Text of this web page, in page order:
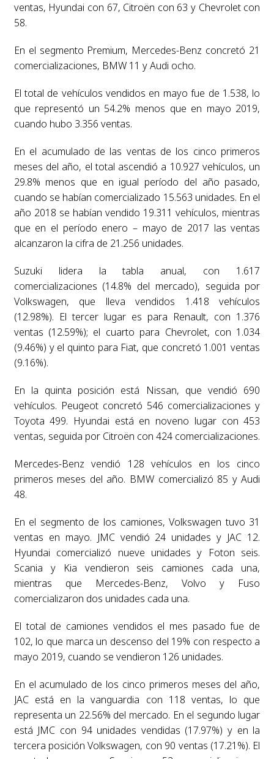
ventas, Hyundai con 67, Citroën con 63 y Chevrolet con
58.
En el segmento Premium, Mercedes-Benz concretó 21
comercializaciones, BMW 11 y Audi ocho.
El total de vehículos vendidos en mayo fue de 1.538, lo
que representó un 54.2% menos que en mayo 2019,
cuando hubo 3.356 ventas.
En el acumulado de las ventas de los cinco primeros
meses del año, el total ascendió a 10.927 vehículos, un
29.8% menos que en igual período del año pasado,
cuando se habían comercializado 15.563 unidades. En el
año 2018 se habían vendido 19.311 vehículos, mientras
que en el período enero – mayo de 2017 las ventas
alcanzaron la cifra de 21.256 unidades.
Suzuki lidera la tabla anual, con 1.617
comercializaciones (14.8% del mercado), seguida por
Volkswagen, que lleva vendidos 1.418 vehículos
(12.98%). El tercer lugar es para Renault, con 1.376
ventas (12.59%); el cuarto para Chevrolet, con 1.034
(9.46%) y el quinto para Fiat, que concretó 1.001 ventas
(9.16%).
En la quinta posición está Nissan, que vendió 690
vehículos. Peugeot concretó 546 comercializaciones y
Toyota 499. Hyundai está en noveno lugar con 453
ventas, seguida por Citroën con 424 comercializaciones.
Mercedes-Benz vendió 128 vehículos en los cinco
primeros meses del año. BMW comercializó 85 y Audi
48.
En el segmento de los camiones, Volkswagen tuvo 31
ventas en mayo. JMC vendió 24 unidades y JAC 12.
Hyundai comercializó nueve unidades y Foton seis.
Scania y Kia vendieron seis camiones cada una,
mientras que Mercedes-Benz, Volvo y Fuso
comercializaron dos unidades cada una.
El total de camiones vendidos el mes pasado fue de
102, lo que marca un descenso del 19% con respecto a
mayo 2019, cuando se vendieron 126 unidades.
En el acumulado de los cinco primeros meses del año,
JAC está en la vanguardia con 118 ventas, lo que
representa un 22.56% del mercado. En el segundo lugar
está JMC con 94 unidades vendidas (17.97%) y en la
tercera posición Volkswagen, con 90 ventas (17.21%). El